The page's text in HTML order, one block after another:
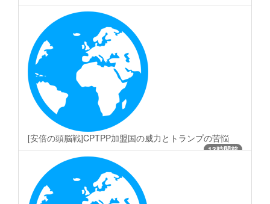
[安倍の頭脳戦]CPTPP加盟国の威力とトランプの苦悩
13時間前